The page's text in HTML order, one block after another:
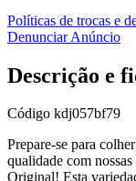
Políticas de trocas e
Denunciar Anúncio
Descrição e
Código kdj057bf79
Prepare-se para
qualidade com
Original! Esta